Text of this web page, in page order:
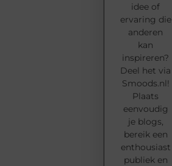
idee of
ervaring die
anderen
kan
inspireren?
Deel het via
Smoods.nl!
Plaats
eenvoudig
je blogs,
bereik een
enthousiast
publiek en